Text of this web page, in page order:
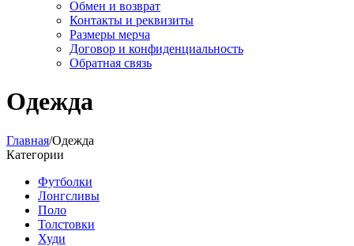
Обмен и возврат
Контакты и реквизиты
Размеры мерча
Договор и конфиденциальность
Обратная связь
Одежда
Главная/Одежда
Категории
Футболки
Лонгсливы
Поло
Толстовки
Худи